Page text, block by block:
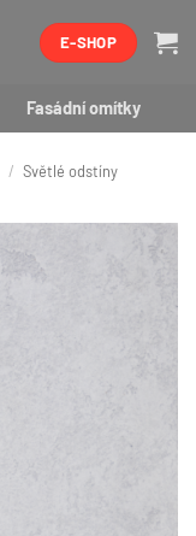
E-SHOP
Fasádní omítky
/ Světlé odstíny